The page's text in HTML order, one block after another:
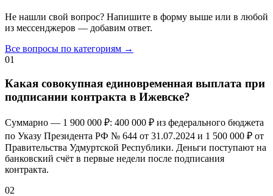
Не нашли свой вопрос? Напишите в форму выше или в любой
из мессенджеров — добавим ответ.
Все вопросы по категориям →
01
Какая совокупная единовременная выплата при
подписании контракта в Ижевске?
Суммарно — 1 900 000 ₽: 400 000 ₽ из федерального бюджета
по Указу Президента РФ № 644 от 31.07.2024 и 1 500 000 ₽ от
Правительства Удмуртской Республики. Деньги поступают на
банковский счёт в первые недели после подписания
контракта.
02